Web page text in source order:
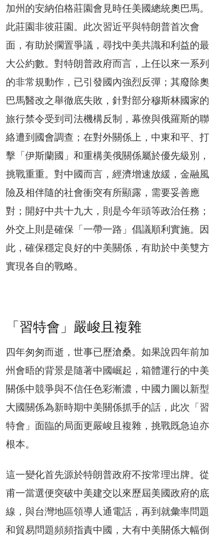
加州的安納伯格莊園會見時任美國總統奧巴馬。
此莊園非彼莊園。此次習近平與特朗普首次會
面，有助於擱置爭議，尋找中美共識和利益的最
大公約數。對特朗普政府而言，上任以來一系列
的非常規動作，已引發國內強烈反彈；其廢除奧
巴馬醫改之舉徹底失敗，針對部分穆斯林國家的
旅行禁令受到司法機構反制，幕僚與俄羅斯的聯
絡遭到國會調查；在對外關係上，中東和平、打
擊「伊斯蘭國」和重構美俄關係屬於優先級別，
挑戰重重。對中國而言，經濟增速放緩，金融風
險及相伴隨的社會衝突有所顯露，需要妥善應
對；開好中共十九大，則是今年頭等政治任務；
外交上則是確保「一帶一路」倡議順利實施。因
此，確保穩定良好的中美關係，有助於中美雙方
實現各自的戰略。
「習特會」嚴峻且複雜
四年匆匆而逝，世事已歷滄桑。如果說四年前加
州會晤的背景是隨著中國崛起，箱體運行的中美
關係中競爭與不信任色彩漸濃，中國力圖以新型
大國關係為新時期中美關係抓手的話，此次「習
特會」面臨的局面更嚴峻且複雜，挑戰既急迫亦
根本。
這一變化首先源於特朗普政府不按常理出牌。從
甫一當選便突破中美建交以來歷屆美國政府的底
線，與台灣地區領導人通電話，再到就彙率問題
和貿易問題頻頻指責中國，大有中美關係大幅倒